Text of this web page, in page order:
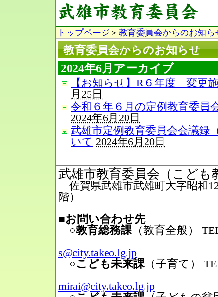
トップページ ＞ 教育委員会からのお知ら
教育委員会からのお知らせ
2024年6月アーカイブ
【お知らせ】R６年度 変更
月25日
令和６年６月の定例教育委員
2024年6月20日
武雄市定例教育委員会会議録
いて 2024年6月20日
武雄市教育委員会（こども
佐賀県武雄市武雄町大字昭和
階）
■お問い合わせ先
○教育総務課（教育全般）
s@city.takeo.lg.jp
○こども未来課（子育て）
mirai@city.takeo.lg.jp